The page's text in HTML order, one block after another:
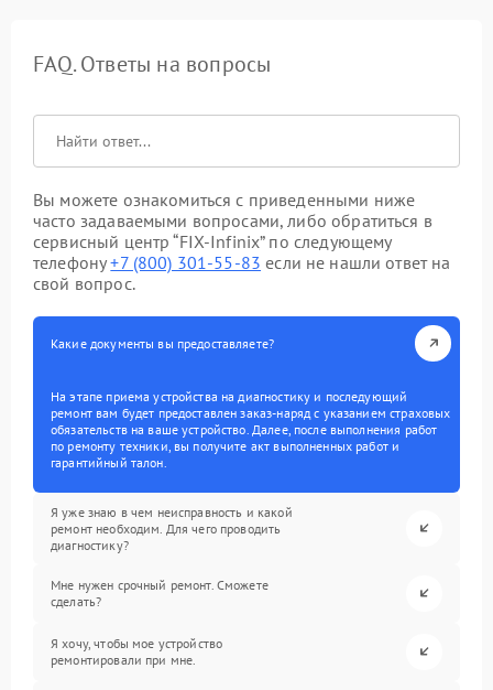
FAQ. Ответы на вопросы
Вы можете ознакомиться с приведенными ниже
часто задаваемыми вопросами, либо обратиться в
сервисный центр “FIX-Infinix” по следующему
телефону+7 (800) 301-55-83 если не нашли ответ на
свой вопрос.
Какие документы вы предоставляете?
На этапе приема устройства на диагностику и последующий
ремонт вам будет предоставлен заказ-наряд с указанием страховых
обязательств на ваше устройство. Далее, после выполнения работ
по ремонту техники, вы получите акт выполненных работ и
гарантийный талон.
Я уже знаю в чем неисправность и какой
ремонт необходим. Для чего проводить
диагностику?
Мне нужен срочный ремонт. Сможете
сделать?
Я хочу, чтобы мое устройство
ремонтировали при мне.